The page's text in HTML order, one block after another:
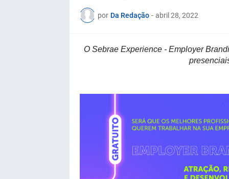
por Da Redação - abril 28, 2022
O Sebrae Experience - Employer